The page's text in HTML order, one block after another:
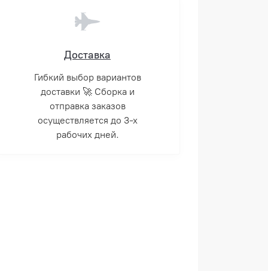
Доставка
Гибкий выбор вариантов
доставки 🚀 Сборка и
отправка заказов
осуществляется до 3-х
рабочих дней.